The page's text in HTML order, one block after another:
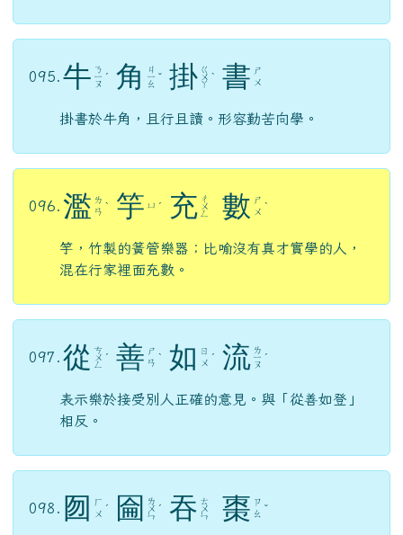
095. 牛 ㄋ
ㄧ
ㄡ
ˊ 角 ㄐ
ㄧ
ㄠ
ˇ 掛 ㄍ
ㄨ
ㄚ
ˋ 書 ㄕ
ㄨ
掛書於牛角，且行且讀。形容勤苦向學。
096. 濫 ㄌ
ㄢ ˋ 竽 ㄩ ˊ 充 ㄔ
ㄨ
ㄥ 數 ㄕ
ㄨ ˋ
竽，竹製的簧管樂器；比喻沒有真才實學的人，
混在行家裡面充數。
097. 從 ㄘ
ㄨ
ㄥ
ˊ 善 ㄕ
ㄢ ˋ 如 ㄖ
ㄨ ˊ 流 ㄌ
ㄧ
ㄡ
ˊ
表示樂於接受別人正確的意見。與「從善如登」
相反。
098. 囫
ㄏ
ㄨ ˊ 圇 ㄌ
ㄨ
ㄣ
ˊ 吞 ㄊ
ㄨ
ㄣ 棗 ㄗ
ㄠ ˇ